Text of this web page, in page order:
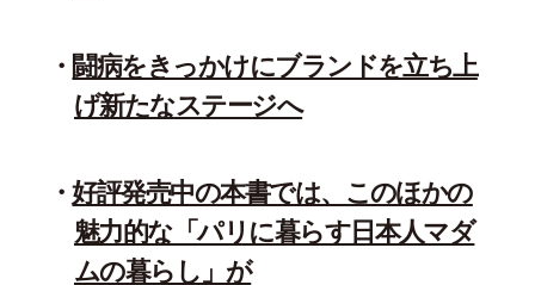
闘病をきっかけにブランドを立ち上
げ新たなステージへ
好評発売中の本書では、このほかの
魅力的な「パリに暮らす日本人マダ
ムの暮らし」が